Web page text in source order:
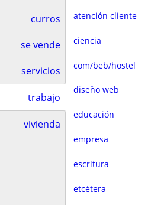
curros
se vende
servicios
trabajo
vivienda
atención cliente
ciencia
com/beb/hostel
diseño web
educación
empresa
escritura
etcétera